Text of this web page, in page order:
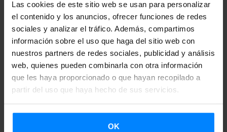
Las cookies de este sitio web se usan para personalizar
el contenido y los anuncios, ofrecer funciones de redes
sociales y analizar el tráfico. Además, compartimos
información sobre el uso que haga del sitio web con
nuestros partners de redes sociales, publicidad y análisis
web, quienes pueden combinarla con otra información
que les haya proporcionado o que hayan recopilado a
partir del uso que haya hecho de sus servicios.
OK
congreso. Durante estos dos días se ha organizado un
programa lleno de conferencias, reuniones plenarias,
sesiones de cine o mesas redondas en las que participarán,
entre otros,Garbiñe Iztueta Goizueta, directora de
Promoción y Difusión del Euskera del Instituto Vasco
Etxepare, o Aitor Arruza Zuazu, lector de euskera y cultura
artistas de la Península Ibérica.